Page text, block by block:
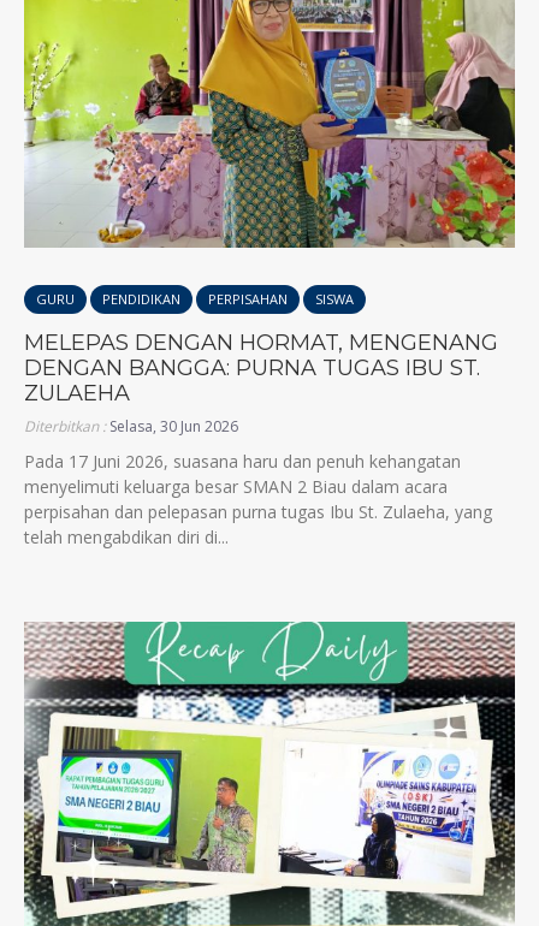
GURU PENDIDIKAN PERPISAHAN SISWA
MELEPAS DENGAN HORMAT, MENGENANG
DENGAN BANGGA: PURNA TUGAS IBU ST.
ZULAEHA
Diterbitkan :Selasa, 30 Jun 2026
Pada 17 Juni 2026, suasana haru dan penuh kehangatan
menyelimuti keluarga besar SMAN 2 Biau dalam acara
perpisahan dan pelepasan purna tugas Ibu St. Zulaeha, yang
telah mengabdikan diri di...